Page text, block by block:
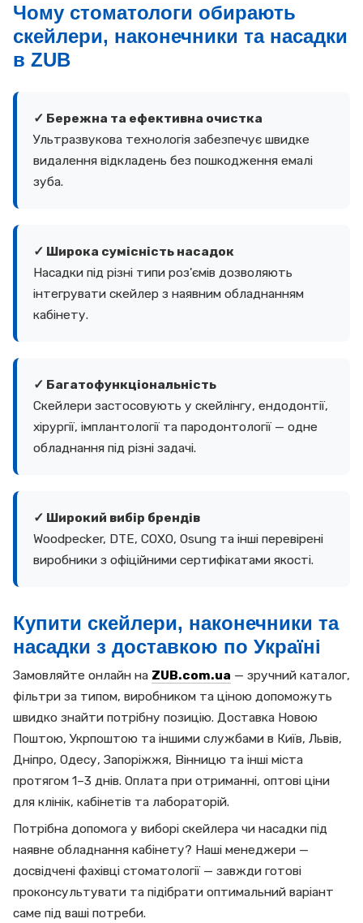
Чому стоматологи обирають
скейлери, наконечники та насадки
в ZUB
✓ Бережна та ефективна очистка
Ультразвукова технологія забезпечує швидке
видалення відкладень без пошкодження емалі
зуба.
✓ Широка сумісність насадок
Насадки під різні типи роз'ємів дозволяють
інтегрувати скейлер з наявним обладнанням
кабінету.
✓ Багатофункціональність
Скейлери застосовують у скейлінгу, ендодонтії,
хірургії, імплантології та пародонтології — одне
обладнання під різні задачі.
✓ Широкий вибір брендів
Woodpecker, DTE, COXO, Osung та інші перевірені
виробники з офіційними сертифікатами якості.
Купити скейлери, наконечники та
насадки з доставкою по Україні
Замовляйте онлайн на ZUB.com.ua — зручний каталог,
фільтри за типом, виробником та ціною допоможуть
швидко знайти потрібну позицію. Доставка Новою
Поштою, Укрпоштою та іншими службами в Київ, Львів,
Дніпро, Одесу, Запоріжжя, Вінницю та інші міста
протягом 1–3 днів. Оплата при отриманні, оптові ціни
для клінік, кабінетів та лабораторій.
Потрібна допомога у виборі скейлера чи насадки під
наявне обладнання кабінету? Наші менеджери —
досвідчені фахівці стоматології — завжди готові
проконсультувати та підібрати оптимальний варіант
саме під ваші потреби.